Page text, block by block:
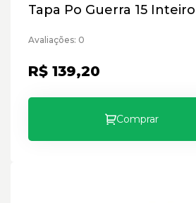
Tapa Po Guerra 15 Inteiro
Avaliações: 0
R$ 139,20
Comprar